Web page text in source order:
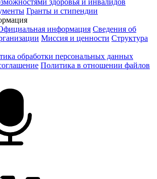
Гранты и стипендии
информация Сведения об
Миссия и ценности Структура
обработки персональных данных
Политика в отношении файлов